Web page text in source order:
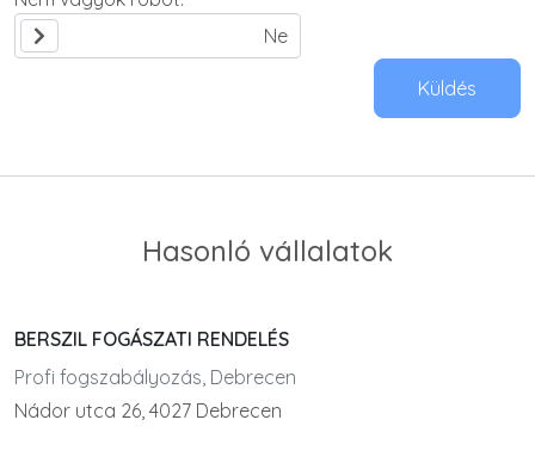
Küldés
Hasonló vállalatok
BERSZIL FOGÁSZATI RENDELÉS
Profi fogszabályozás, Debrecen
Nádor utca 26, 4027 Debrecen